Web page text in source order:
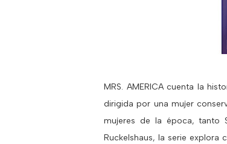
MRS. AMERICA cuenta la
dirigida por una mujer
mujeres de la época, tanto
Ruckelshaus, la serie